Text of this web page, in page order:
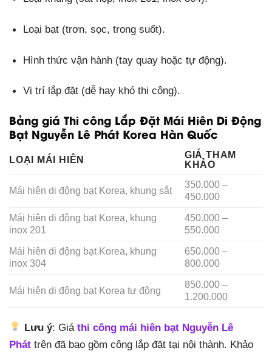
Loại bạt (trơn, sọc, trong suốt).
Hình thức vận hành (tay quay hoặc tự động).
Vị trí lắp đặt (dễ hay khó thi công).
Bảng giá Thi công Lắp Đặt Mái Hiên Di Động
Bạt Nguyễn Lê Phát Korea Hàn Quốc
LOẠI MÁI HIÊN
GIÁ THAM
KHẢO
Mái hiên di động bạt Korea, khung sắt
350.000 –
450.000
Mái hiên di động bạt Korea, khung
inox 201
450.000 –
550.000
Mái hiên di động bạt Korea, khung
inox 304
650.000 –
800.000
Mái hiên di động bạt Korea tự động
850.000 –
1.200.000
Lưu ý: Giá thi công mái hiên bạt Nguyễn Lê
Phát trên đã bao gồm công lắp đặt tại nội thành. Khảo